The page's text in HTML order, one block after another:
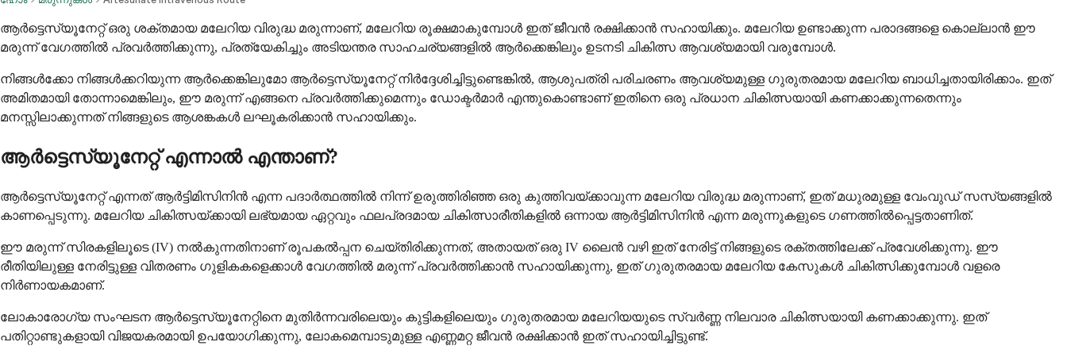
ആർട്ടെസ്യൂനേറ്റ് ഒരു ശക്തമായ മലേറിയ വിരുദ്ധ മരുന്നാണ്, മലേറിയ രൂക്ഷമാകുമ്പോൾ ഇത് ജീവൻ രക്ഷിക്കാൻ സഹായിക്കും. മലേറിയ ഉണ്ടാക്കുന്ന പരാദങ്ങളെ കൊല്ലാൻ ഈ
മരുന്ന് വേഗത്തിൽ പ്രവർത്തിക്കുന്നു, പ്രത്യേകിച്ചും അടിയന്തര സാഹചര്യങ്ങളിൽ ആർക്കെങ്കിലും ഉടനടി ചികിത്സ ആവശ്യമായി വരുമ്പോൾ.
നിങ്ങൾക്കോ നിങ്ങൾക്കറിയുന്ന ആർക്കെങ്കിലുമോ ആർട്ടെസ്യൂനേറ്റ് നിർദ്ദേശിച്ചിട്ടുണ്ടെങ്കിൽ, ആശുപത്രി പരിചരണം ആവശ്യമുള്ള ഗുരുതരമായ മലേറിയ ബാധിച്ചതായിരിക്കാം. ഇത്
അമിതമായി തോന്നാമെങ്കിലും, ഈ മരുന്ന് എങ്ങനെ പ്രവർത്തിക്കുമെന്നും ഡോക്ടർമാർ എന്തുകൊണ്ടാണ് ഇതിനെ ഒരു പ്രധാന ചികിത്സയായി കണക്കാക്കുന്നതെന്നും
മനസ്സിലാക്കുന്നത് നിങ്ങളുടെ ആശങ്കകൾ ലഘൂകരിക്കാൻ സഹായിക്കും.
ആർട്ടെസ്യൂനേറ്റ് എന്നാൽ എന്താണ്?
ആർട്ടെസ്യൂനേറ്റ് എന്നത് ആർട്ടിമിസിനിൻ എന്ന പദാർത്ഥത്തിൽ നിന്ന് ഉരുത്തിരിഞ്ഞ ഒരു കുത്തിവയ്ക്കാവുന്ന മലേറിയ വിരുദ്ധ മരുന്നാണ്, ഇത് മധുരമുള്ള വേംവുഡ് സസ്യങ്ങളിൽ
കാണപ്പെടുന്നു. മലേറിയ ചികിത്സയ്ക്കായി ലഭ്യമായ ഏറ്റവും ഫലപ്രദമായ ചികിത്സാരീതികളിൽ ഒന്നായ ആർട്ടിമിസിനിൻ എന്ന മരുന്നുകളുടെ ഗണത്തിൽപ്പെട്ടതാണിത്.
ഈ മരുന്ന് സിരകളിലൂടെ (IV) നൽകുന്നതിനാണ് രൂപകൽപ്പന ചെയ്തിരിക്കുന്നത്, അതായത് ഒരു IV ലൈൻ വഴി ഇത് നേരിട്ട് നിങ്ങളുടെ രക്തത്തിലേക്ക് പ്രവേശിക്കുന്നു. ഈ
രീതിയിലുള്ള നേരിട്ടുള്ള വിതരണം ഗുളികകളെക്കാൾ വേഗത്തിൽ മരുന്ന് പ്രവർത്തിക്കാൻ സഹായിക്കുന്നു, ഇത് ഗുരുതരമായ മലേറിയ കേസുകൾ ചികിത്സിക്കുമ്പോൾ വളരെ
നിർണായകമാണ്.
ലോകാരോഗ്യ സംഘടന ആർട്ടെസ്യൂനേറ്റിനെ മുതിർന്നവരിലെയും കുട്ടികളിലെയും ഗുരുതരമായ മലേറിയയുടെ സ്വർണ്ണ നിലവാര ചികിത്സയായി കണക്കാക്കുന്നു. ഇത്
പതിറ്റാണ്ടുകളായി വിജയകരമായി ഉപയോഗിക്കുന്നു, ലോകമെമ്പാടുമുള്ള എണ്ണമറ്റ ജീവൻ രക്ഷിക്കാൻ ഇത് സഹായിച്ചിട്ടുണ്ട്.